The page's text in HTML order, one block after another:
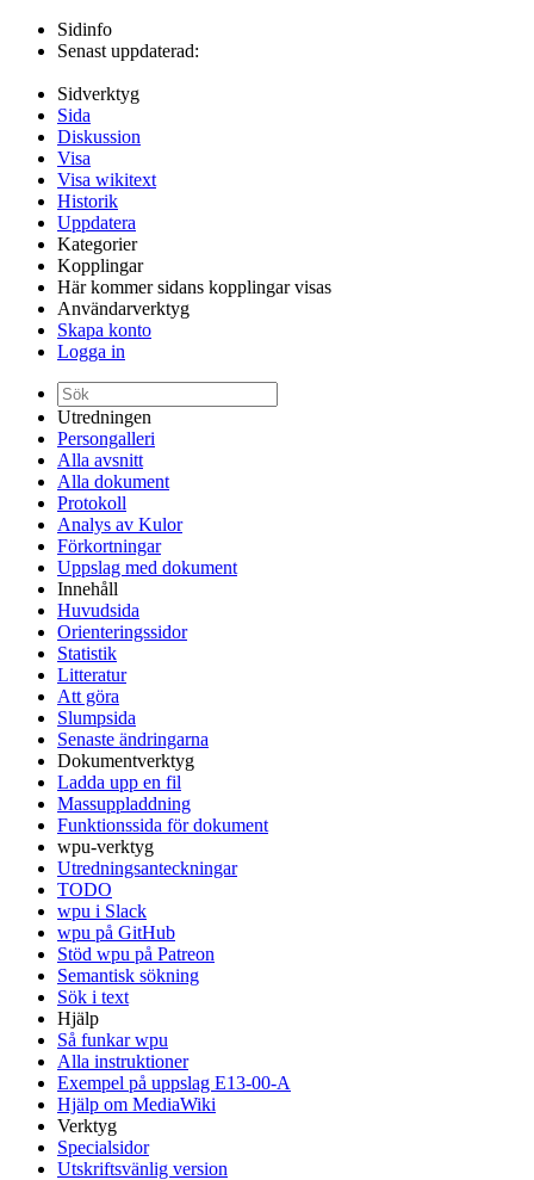
Sidinfo
Senast uppdaterad:
Sidverktyg
Sida
Diskussion
Visa
Visa wikitext
Historik
Uppdatera
Kategorier
Kopplingar
Här kommer sidans kopplingar visas
Användarverktyg
Skapa konto
Logga in
Utredningen
Persongalleri
Alla avsnitt
Alla dokument
Protokoll
Analys av Kulor
Förkortningar
Uppslag med dokument
Innehåll
Huvudsida
Orienteringssidor
Statistik
Litteratur
Att göra
Slumpsida
Senaste ändringarna
Dokumentverktyg
Ladda upp en fil
Massuppladdning
Funktionssida för dokument
wpu-verktyg
Utredningsanteckningar
TODO
wpu i Slack
wpu på GitHub
Stöd wpu på Patreon
Semantisk sökning
Sök i text
Hjälp
Så funkar wpu
Alla instruktioner
Exempel på uppslag E13-00-A
Hjälp om MediaWiki
Verktyg
Specialsidor
Utskriftsvänlig version